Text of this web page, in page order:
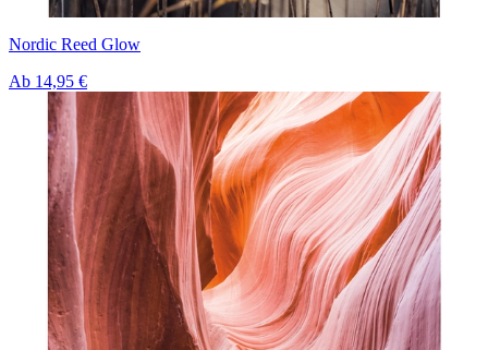
Nordic Reed Glow
Ab 14,95 €